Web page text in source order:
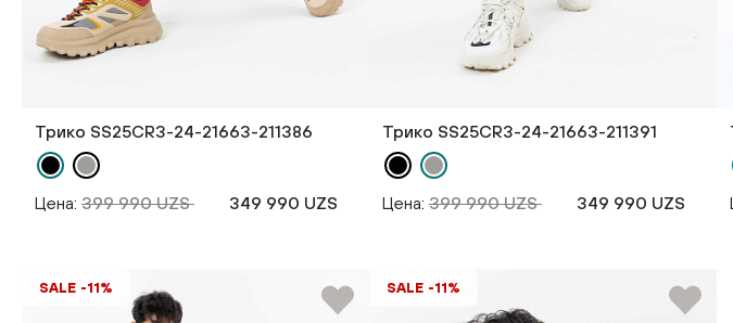
Трико SS25CR3-24-21663-211386
Цена: 399 990 UZS 349 990 UZS
Трико SS25CR3-24-21663-211391
Цена: 399 990 UZS 349 990 UZS
SALE -11% SALE -11%